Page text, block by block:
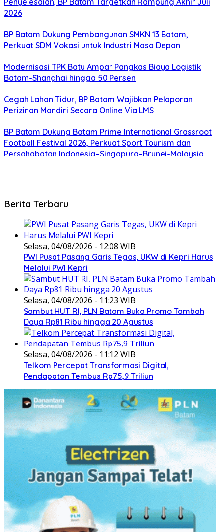
Penyelesaian, BP Batam Targetkan Rampung Akhir Juli
2026
BP Batam Dukung Pembangunan SMKN 13 Batam,
Perkuat SDM Vokasi untuk Industri Masa Depan
Modernisasi TPK Batu Ampar Pangkas Biaya Logistik
Batam-Shanghai hingga 50 Persen
Cegah Lahan Tidur, BP Batam Wajibkan Pelaporan
Perizinan Mandiri Secara Online Via LMS
BP Batam Dukung Batam Prime International Grassroot
Football Festival 2026, Perkuat Sport Tourism dan
Persahabatan Indonesia–Singapura–Brunei-Malaysia
Berita Terbaru
Selasa, 04/08/2026 - 12:08 WIB
PWI Pusat Pasang Garis Tegas, UKW di Kepri Harus
Melalui PWI Kepri
Selasa, 04/08/2026 - 11:23 WIB
Sambut HUT RI, PLN Batam Buka Promo Tambah
Daya Rp81 Ribu hingga 20 Agustus
Selasa, 04/08/2026 - 11:12 WIB
Telkom Percepat Transformasi Digital,
Pendapatan Tembus Rp75,9 Triliun